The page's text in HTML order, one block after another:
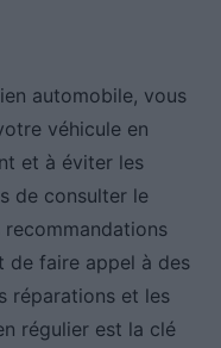
automobile, vous
véhicule en
et à éviter les
de consulter le
de faire appel à des
réparations et les
régulier est la clé